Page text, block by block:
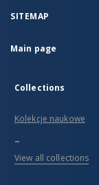
SITEMAP
Main page
Collections
Kolekcje naukowe
...
View all collections